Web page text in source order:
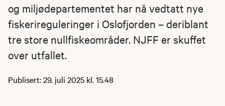
og miljødepartementet har nå vedtatt nye
fiskerireguleringer i Oslofjorden – deriblant
tre store nullfiskeområder. NJFF er skuffet
over utfallet.
Publisert: 29. juli 2025 kl. 15.48